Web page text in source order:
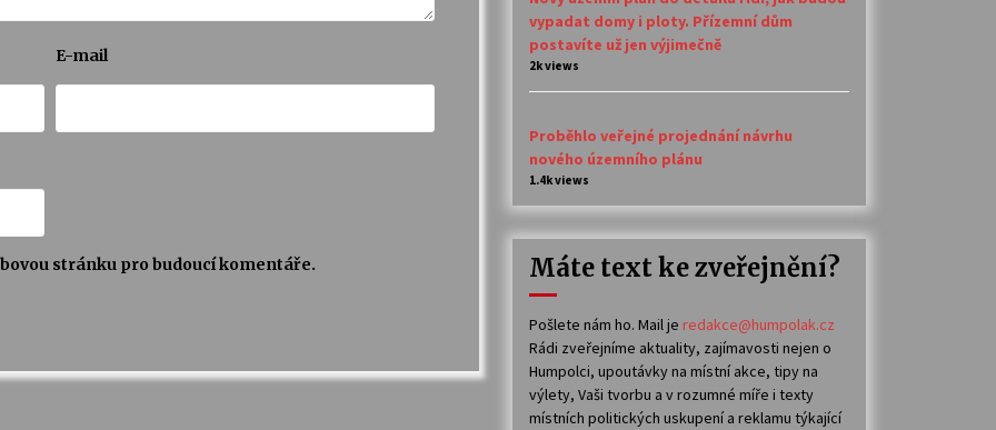
E-mail
stránku pro budoucí komentáře.
vypadat domy i ploty. Přízemní dům
postavíte už jen výjimečně
2k views
Proběhlo veřejné projednání návrhu
nového územního plánu
1.4k views
Máte text ke zveřejnění?
Pošlete nám ho. Mail je redakce@humpolak.cz
Rádi zveřejníme aktuality, zajímavosti nejen o
Humpolci, upoutávky na místní akce, tipy na
výlety, Vaši tvorbu a v rozumné míře i texty
místních politických uskupení a reklamu týkající